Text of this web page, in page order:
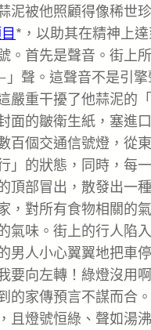
泥被他照顧得像稀世
*，以助其在精神上
。首先是聲音。街上
聲。這聲音不是引擎
重干擾了他蒜泥的
面的皺衛生紙，塞進
百個交通信號燈，從
」的狀態，同時，每
頂部冒出，散發出一
，對所有食物相關的
氣味。街上的行人陷
男人小心翼翼地把車
要向左轉！綠燈沒用
的家傳預言不謀而合
且燈號恒綠、聲如湯